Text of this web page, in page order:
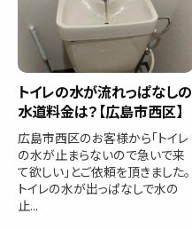
トイレの水が流れっぱなしの
水道料金は？【広島市西区】
広島市西区のお客様から「トイレ
の水が止まらないので急いで来
て欲しい」とご依頼を頂きました。
トイレの水が出っぱなしで水の
止...